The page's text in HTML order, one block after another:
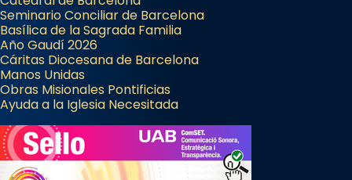
Seminario Conciliar de Barcelona
Basílica de la Sagrada Familia
Año Gaudí 2026
Cáritas Diocesana de Barcelona
Manos Unidas
Obras Misionales Pontificias
Ayuda a la Iglesia Necesitada